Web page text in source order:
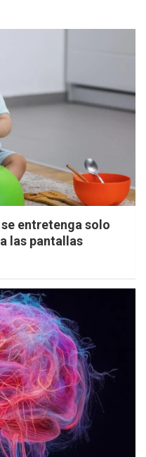
entretenga solo
las pantallas